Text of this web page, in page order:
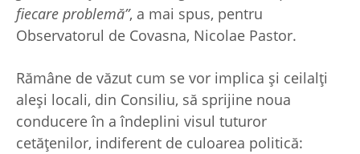
fiecare problemă”, a mai spus, pentru
Observatorul de Covasna, Nicolae Pastor.
Rămâne de văzut cum se vor implica și ceilalți
aleși locali, din Consiliu, să sprijine noua
conducere în a îndeplini visul tuturor
cetățenilor, indiferent de culoarea politică: